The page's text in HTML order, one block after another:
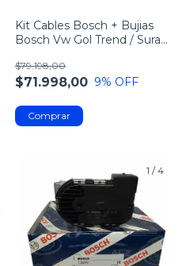
Kit Cables Bosch + Bujias
Bosch Vw Gol Trend / Suran
$71.998,00
$79.198,00
9% OFF
1 /4